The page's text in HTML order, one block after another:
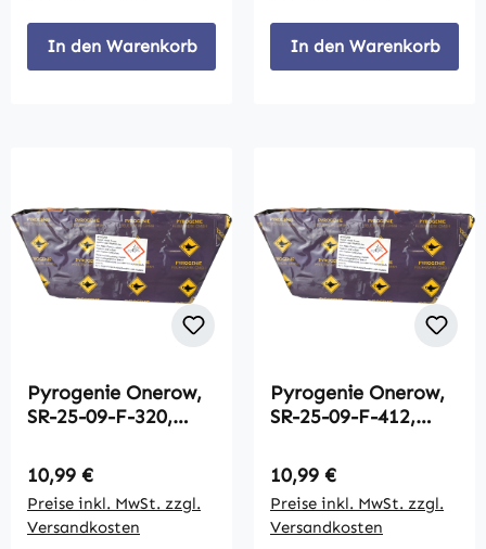
In den Warenkorb In den Warenkorb
Pyrogenie Onerow,
SR-25-09-F-320,
Silver Spinning Tail
9-Schuss
Regulärer Preis:
10,99 €
Preise inkl. MwSt. zzgl.
Versandkosten
Pyrogenie Onerow,
SR-25-09-F-412,
Brocade Crown with
White Strobe and
Brocade Mine 9-
Schuss
Regulärer Preis:
10,99 €
Preise inkl. MwSt. zzgl.
Versandkosten